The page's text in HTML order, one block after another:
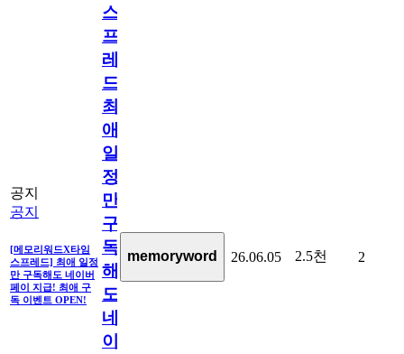
공지
공지
[메모리워드X타임
스프레드] 최애 일정
만 구독해도 네이버
페이 지급! 최애 구
독 이벤트 OPEN!
스
프
레
드]
최
애
일
정
만
구
독
해
도
네
이
memoryword 26.06.05 2.5천 2